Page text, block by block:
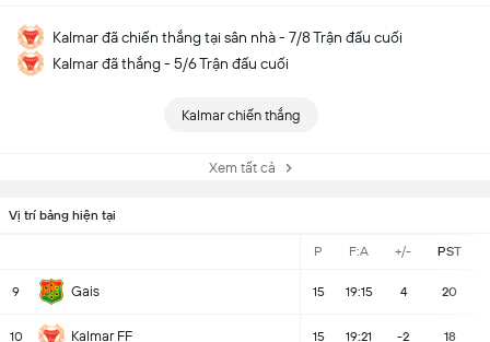
Kalmar đã chiến thắng tại sân nhà - 7/8 Trận đấu cuối
Kalmar đã thắng - 5/6 Trận đấu cuối
Kalmar chiến thắng
Xem tất cả
Vị trí bảng hiện tại
P F:A +/- PST
9 Gais 15 19:15 4 20
10 Kalmar FF 15 19:21 -2 18